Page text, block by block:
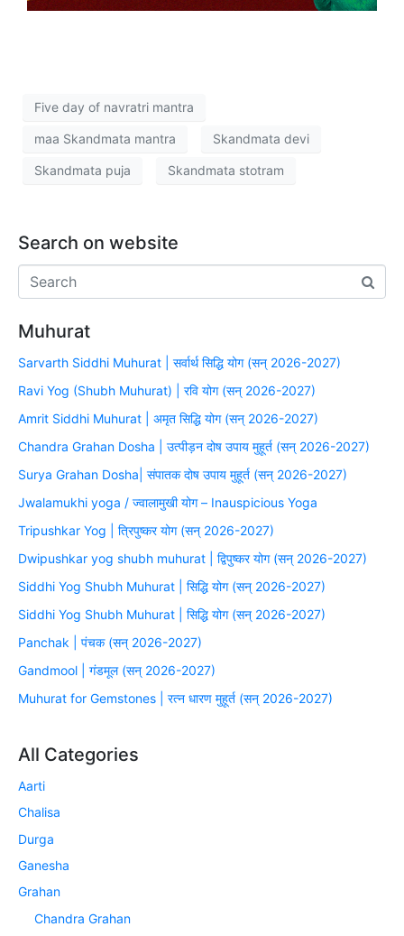
Five day of navratri mantra
maa Skandmata mantra Skandmata devi
Skandmata puja Skandmata stotram
Search on website
Muhurat
Sarvarth Siddhi Muhurat | सर्वार्थ सिद्धि योग (सन् 2026-2027)
Ravi Yog (Shubh Muhurat) | रवि योग (सन् 2026-2027)
Amrit Siddhi Muhurat | अमृत सिद्धि योग (सन् 2026-2027)
Chandra Grahan Dosha | उत्पीड़न दोष उपाय मुहूर्त (सन् 2026-2027)
Surya Grahan Dosha| संपातक दोष उपाय मुहूर्त (सन् 2026-2027)
Jwalamukhi yoga / ज्वालामुखी योग – Inauspicious Yoga
Tripushkar Yog | त्रिपुष्कर योग (सन् 2026-2027)
Dwipushkar yog shubh muhurat | द्विपुष्कर योग (सन् 2026-2027)
Siddhi Yog Shubh Muhurat | सिद्धि योग (सन् 2026-2027)
Siddhi Yog Shubh Muhurat | सिद्धि योग (सन् 2026-2027)
Panchak | पंचक (सन् 2026-2027)
Gandmool | गंडमूल (सन् 2026-2027)
Muhurat for Gemstones | रत्न धारण मुहूर्त (सन् 2026-2027)
All Categories
Aarti
Chalisa
Durga
Ganesha
Grahan
Chandra Grahan